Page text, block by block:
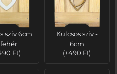
szív 6cm
Ft)
Kulcsos szív -
6cm
(+490 Ft)